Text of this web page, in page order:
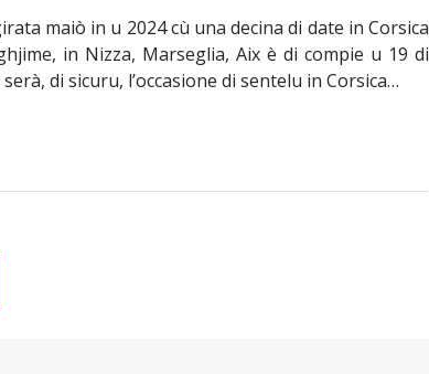
maiò in u 2024 cù una decina di date in Corsica
in Nizza, Marseglia, Aix è di compie u 19 di
di sicuru, l’occasione di sentelu in Corsica…